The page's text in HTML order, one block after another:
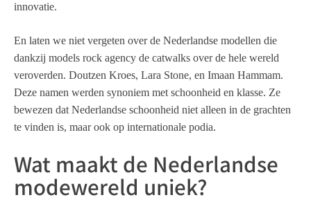
innovatie.
En laten we niet vergeten over de Nederlandse modellen die
dankzij models rock agency de catwalks over de hele wereld
veroverden. Doutzen Kroes, Lara Stone, en Imaan Hammam.
Deze namen werden synoniem met schoonheid en klasse. Ze
bewezen dat Nederlandse schoonheid niet alleen in de grachten
te vinden is, maar ook op internationale podia.
Wat maakt de Nederlandse
modewereld uniek?